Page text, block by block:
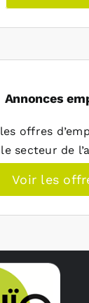
Annonces
offres
secteur de
Voir les